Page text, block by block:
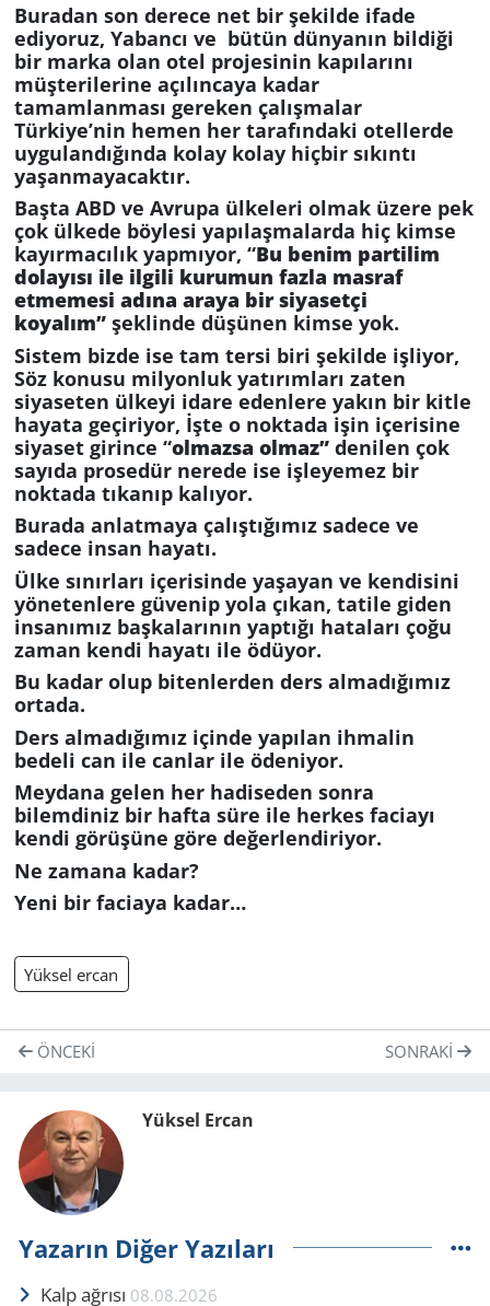
Buradan son derece net bir şekilde ifade
ediyoruz, Yabancı ve bütün dünyanın bildiği
bir marka olan otel projesinin kapılarını
müşterilerine açılıncaya kadar
tamamlanması gereken çalışmalar
Türkiye’nin hemen her tarafındaki otellerde
uygulandığında kolay kolay hiçbir sıkıntı
yaşanmayacaktır.
Başta ABD ve Avrupa ülkeleri olmak üzere pek
çok ülkede böylesi yapılaşmalarda hiç kimse
kayırmacılık yapmıyor, “Bu benim partilim
dolayısı ile ilgili kurumun fazla masraf
etmemesi adına araya bir siyasetçi
koyalım”şeklinde düşünen kimse yok.
Sistem bizde ise tam tersi biri şekilde işliyor,
Söz konusu milyonluk yatırımları zaten
siyaseten ülkeyi idare edenlere yakın bir kitle
hayata geçiriyor, İşte o noktada işin içerisine
siyaset girince “olmazsa olmaz”denilen çok
sayıda prosedür nerede ise işleyemez bir
noktada tıkanıp kalıyor.
Burada anlatmaya çalıştığımız sadece ve
sadece insan hayatı.
Ülke sınırları içerisinde yaşayan ve kendisini
yönetenlere güvenip yola çıkan, tatile giden
insanımız başkalarının yaptığı hataları çoğu
zaman kendi hayatı ile ödüyor.
Bu kadar olup bitenlerden ders almadığımız
ortada.
Ders almadığımız içinde yapılan ihmalin
bedeli can ile canlar ile ödeniyor.
Meydana gelen her hadiseden sonra
bilemdiniz bir hafta süre ile herkes faciayı
kendi görüşüne göre değerlendiriyor.
Ne zamana kadar?
Yeni bir faciaya kadar…
Yüksel ercan
ÖNCEKI SONRAKI
Yüksel Ercan
Yazarın Diğer Yazıları
Kalp ağrısı 08.08.2026